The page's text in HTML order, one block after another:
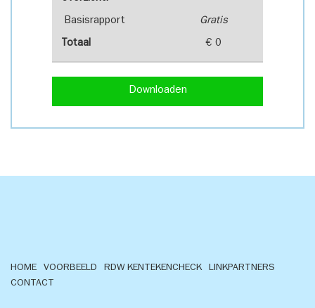
Basisrapport Gratis
Totaal € 0
Downloaden
HOME VOORBEELD RDW KENTEKENCHECK
LINKPARTNERS
CONTACT